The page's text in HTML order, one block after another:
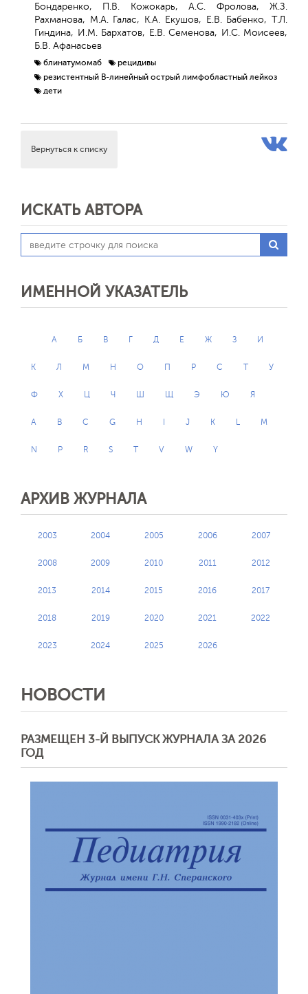
Бондаренко, П.В. Кожокарь, А.С. Фролова, Ж.З.
Рахманова, М.А. Галас, К.А. Екушов, Е.В. Бабенко, Т.Л.
Гиндина, И.М. Бархатов, Е.В. Семенова, И.С. Моисеев,
Б.В. Афанасьев
блинатумомаб
рецидивы
резистентный В-линейный острый лимфобластный лейкоз
дети
Вернуться к списку
ИСКАТЬ АВТОРА
ИМЕННОЙ УКАЗАТЕЛЬ
А Б В Г Д Е Ж З И
К Л М Н О П Р С Т У
Ф Х Ц Ч Ш Щ Э Ю Я
A B C G H J K L M
N P R S T V W Y
АРХИВ ЖУРНАЛА
2003 2004 2005 2006 2007
2008 2009 2010 2011 2012
2013 2014 2015 2016 2017
2018 2019 2020 2021 2022
2023 2024 2025 2026
НОВОСТИ
РАЗМЕЩЕН 3-Й ВЫПУСК ЖУРНАЛА ЗА 2026
ГОД